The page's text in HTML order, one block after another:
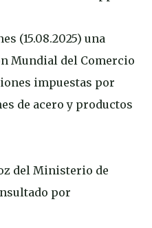
(15.08.2025) una
Mundial del Comercio
impuestas por
de acero y productos
del Ministerio de
por